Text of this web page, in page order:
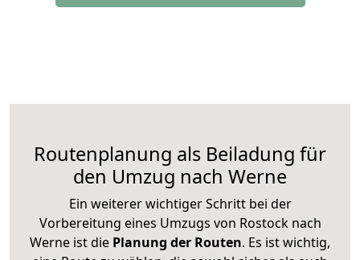
Routenplanung als Beiladung für
den Umzug nach Werne
Ein weiterer wichtiger Schritt bei der
Vorbereitung eines Umzugs von Rostock nach
Werne ist die Planung der Routen. Es ist wichtig,